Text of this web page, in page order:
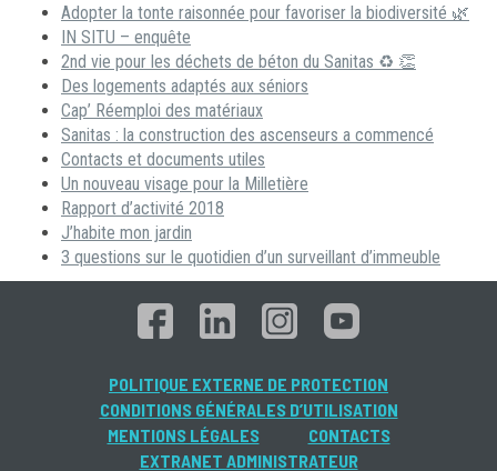
Adopter la tonte raisonnée pour favoriser la biodiversité 🌿
IN SITU – enquête
2nd vie pour les déchets de béton du Sanitas ♻ 👏
Des logements adaptés aux séniors
Cap’ Réemploi des matériaux
Sanitas : la construction des ascenseurs a commencé
Contacts et documents utiles
Un nouveau visage pour la Milletière
Rapport d’activité 2018
J’habite mon jardin
3 questions sur le quotidien d’un surveillant d’immeuble
POLITIQUE EXTERNE DE PROTECTION
CONDITIONS GÉNÉRALES D’UTILISATION
MENTIONS LÉGALES
CONTACTS
EXTRANET ADMINISTRATEUR